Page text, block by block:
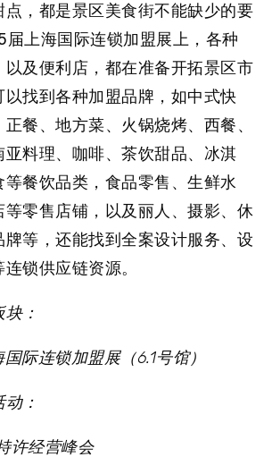
，都是景区美食街不能缺少的要
届上海国际连锁加盟展上，各种
以及便利店，都在准备开拓景区市
找到各种加盟品牌，如中式快
餐、地方菜、火锅烧烤、西餐、
亚料理、咖啡、茶饮甜品、冰淇
餐饮品类，食品零售、生鲜水
零售店铺，以及丽人、摄影、休
牌等，还能找到全案设计服务、设
锁供应链资源。
：
际连锁加盟展（6.1号馆）
：
许经营峰会